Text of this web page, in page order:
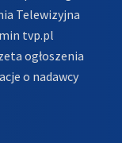
Telewizyjna
tvp.pl
ogłoszenia
o nadawcy